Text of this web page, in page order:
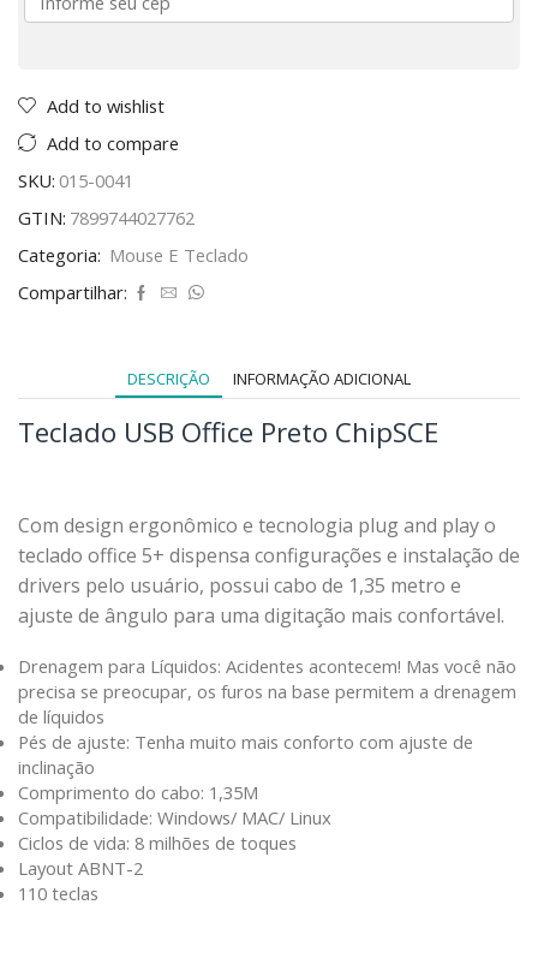
Add to wishlist
Add to compare
SKU: 015-0041
GTIN: 7899744027762
Categoria: Mouse E Teclado
Compartilhar:
DESCRIÇÃO INFORMAÇÃO ADICIONAL
Teclado USB Office Preto ChipSCE
Com design ergonômico e tecnologia plug and play o
teclado office 5+ dispensa configurações e instalação de
drivers pelo usuário, possui cabo de 1,35 metro e
ajuste de ângulo para uma digitação mais confortável.
Drenagem para Líquidos: Acidentes acontecem! Mas você não
precisa se preocupar, os furos na base permitem a drenagem
de líquidos
Pés de ajuste: Tenha muito mais conforto com ajuste de
inclinação
Comprimento do cabo: 1,35M
Compatibilidade: Windows/ MAC/ Linux
Ciclos de vida: 8 milhões de toques
Layout ABNT-2
110 teclas